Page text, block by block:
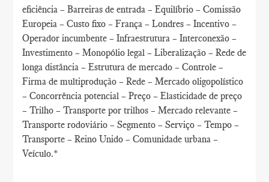
eficiência – Barreiras de entrada – Equilíbrio – Comissão
Europeia – Custo fixo – França – Londres – Incentivo –
Operador incumbente – Infraestrutura – Interconexão –
Investimento – Monopólio legal – Liberalização – Rede de
longa distância – Estrutura de mercado – Controle –
Firma de multiprodução – Rede – Mercado oligopolístico
– Concorrência potencial – Preço – Elasticidade de preço
– Trilho – Transporte por trilhos – Mercado relevante –
Transporte rodoviário – Segmento – Serviço – Tempo –
Transporte – Reino Unido – Comunidade urbana –
Veículo.*